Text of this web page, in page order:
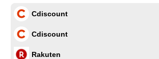
Cdiscount
Cdiscount
Rakuten